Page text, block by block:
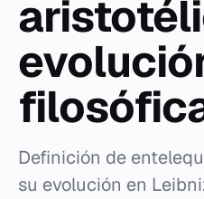
Definición de
su evolución en